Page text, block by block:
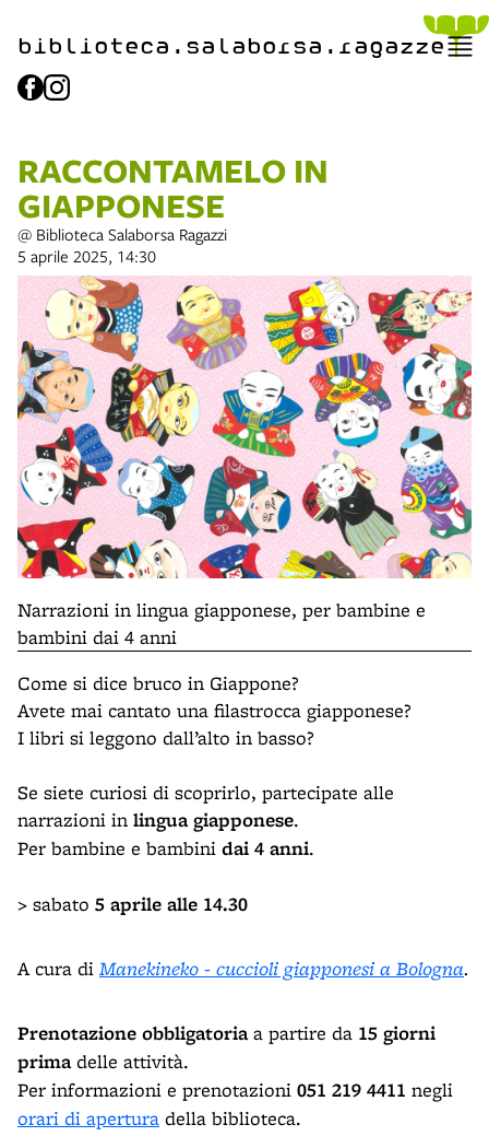
biblioteca.​salaborsa.ragazze
RACCONTAMELO IN
GIAPPONESE
@ Biblioteca Salaborsa Ragazzi
5 aprile 2025, 14:30
Narrazioni in lingua giapponese, per bambine e
bambini dai 4 anni
Come si dice bruco in Giappone?
Avete mai cantato una filastrocca giapponese?
I libri si leggono dall’alto in basso?
Se siete curiosi di scoprirlo, partecipate alle
narrazioni in lingua giapponese.
Per bambine e bambini dai 4 anni.
> sabato 5 aprile alle 14.30
A cura di Manekineko - cuccioli giapponesi a Bologna.
Prenotazione obbligatoriaa partire da 15 giorni
primadelle attività.
Per informazioni e prenotazioni 051 219 4411 negli
orari di apertura della biblioteca.